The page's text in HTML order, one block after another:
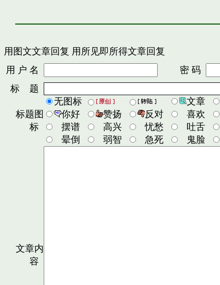
用图文文章回复 用所见即所得文章回复
用 户 名
密 码
标 题
标题图
标
无图标
文章
你好
赞扬 反对
喜欢
摆谱
高兴 忧愁
吐舌
晕倒
弱智 急死 鬼脸
文章内
容